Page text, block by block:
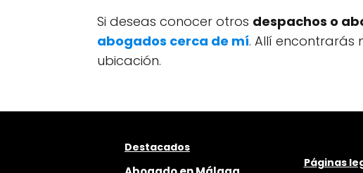
Si deseas conocer otros despachos o
abogados cerca de mí. Allí encontrarás
ubicación.
Destacados
Páginas